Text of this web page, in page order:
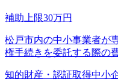
補助上限30万円
松戸市内の中小事業者が
権手続きを委託する際の
知的財産・認証取得中小